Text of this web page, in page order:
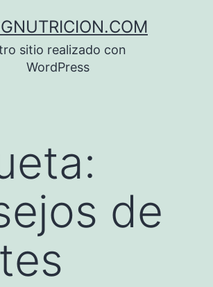
sitio realizado con
WordPress
de